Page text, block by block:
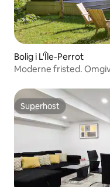
Bolig i L'Île-Perrot
Moderne fristed.
Superhost
Superhost